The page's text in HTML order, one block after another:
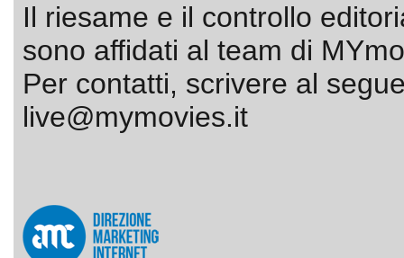
Il riesame e il controllo
sono affidati al team di
Per contatti, scrivere al
live@mymovies.it